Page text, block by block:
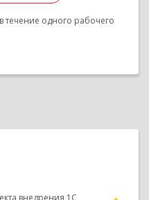
течение одного рабочего
внедрения 1С
Отзыв по